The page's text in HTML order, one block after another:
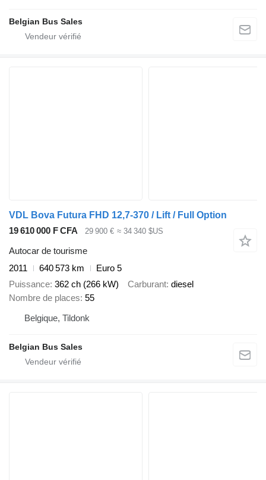
Belgian Bus Sales
VDL Bova Futura FHD 12,7-370 / Lift / Full Option
19 610 000 F CFA
29 900 € ≈ 34 340 $US
Autocar de tourisme
2011
640 573 km
Euro 5
Puissance 362 ch (266 kW) Carburant diesel
Nombre de places 55
Belgique, Tildonk
Belgian Bus Sales